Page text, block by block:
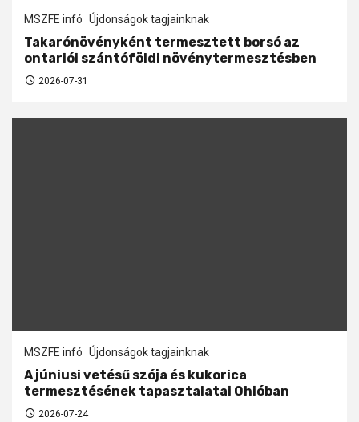
MSZFE infó Újdonságok tagjainknak
Takarónövényként termesztett borsó az
ontariói szántóföldi növénytermesztésben
2026-07-31
MSZFE infó Újdonságok tagjainknak
A júniusi vetésű szója és kukorica
termesztésének tapasztalatai Ohióban
2026-07-24